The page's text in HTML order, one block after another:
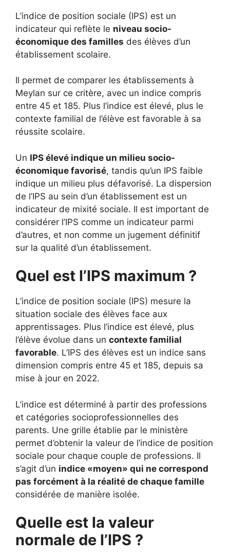
L’indice de position sociale (IPS) est un
indicateur qui reflète le niveau socio-
économique des familles des élèves d’un
établissement scolaire.
Il permet de comparer les établissements à
Meylan sur ce critère, avec un indice compris
entre 45 et 185. Plus l’indice est élevé, plus le
contexte familial de l’élève est favorable à sa
réussite scolaire.
Un IPS élevé indique un milieu socio-
économique favorisé, tandis qu’un IPS faible
indique un milieu plus défavorisé. La dispersion
de l’IPS au sein d’un établissement est un
indicateur de mixité sociale. Il est important de
considérer l’IPS comme un indicateur parmi
d’autres, et non comme un jugement définitif
sur la qualité d’un établissement.
Quel est l’IPS maximum ?
L’indice de position sociale (IPS) mesure la
situation sociale des élèves face aux
apprentissages. Plus l’indice est élevé, plus
l’élève évolue dans un contexte familial
favorable. L’IPS des élèves est un indice sans
dimension compris entre 45 et 185, depuis sa
mise à jour en 2022.
L’indice est déterminé à partir des professions
et catégories socioprofessionnelles des
parents. Une grille établie par le ministère
permet d’obtenir la valeur de l’indice de position
sociale pour chaque couple de professions. Il
s’agit d’un indice «moyen» qui ne correspond
pas forcément à la réalité de chaque famille
considérée de manière isolée.
Quelle est la valeur
normale de l’IPS ?